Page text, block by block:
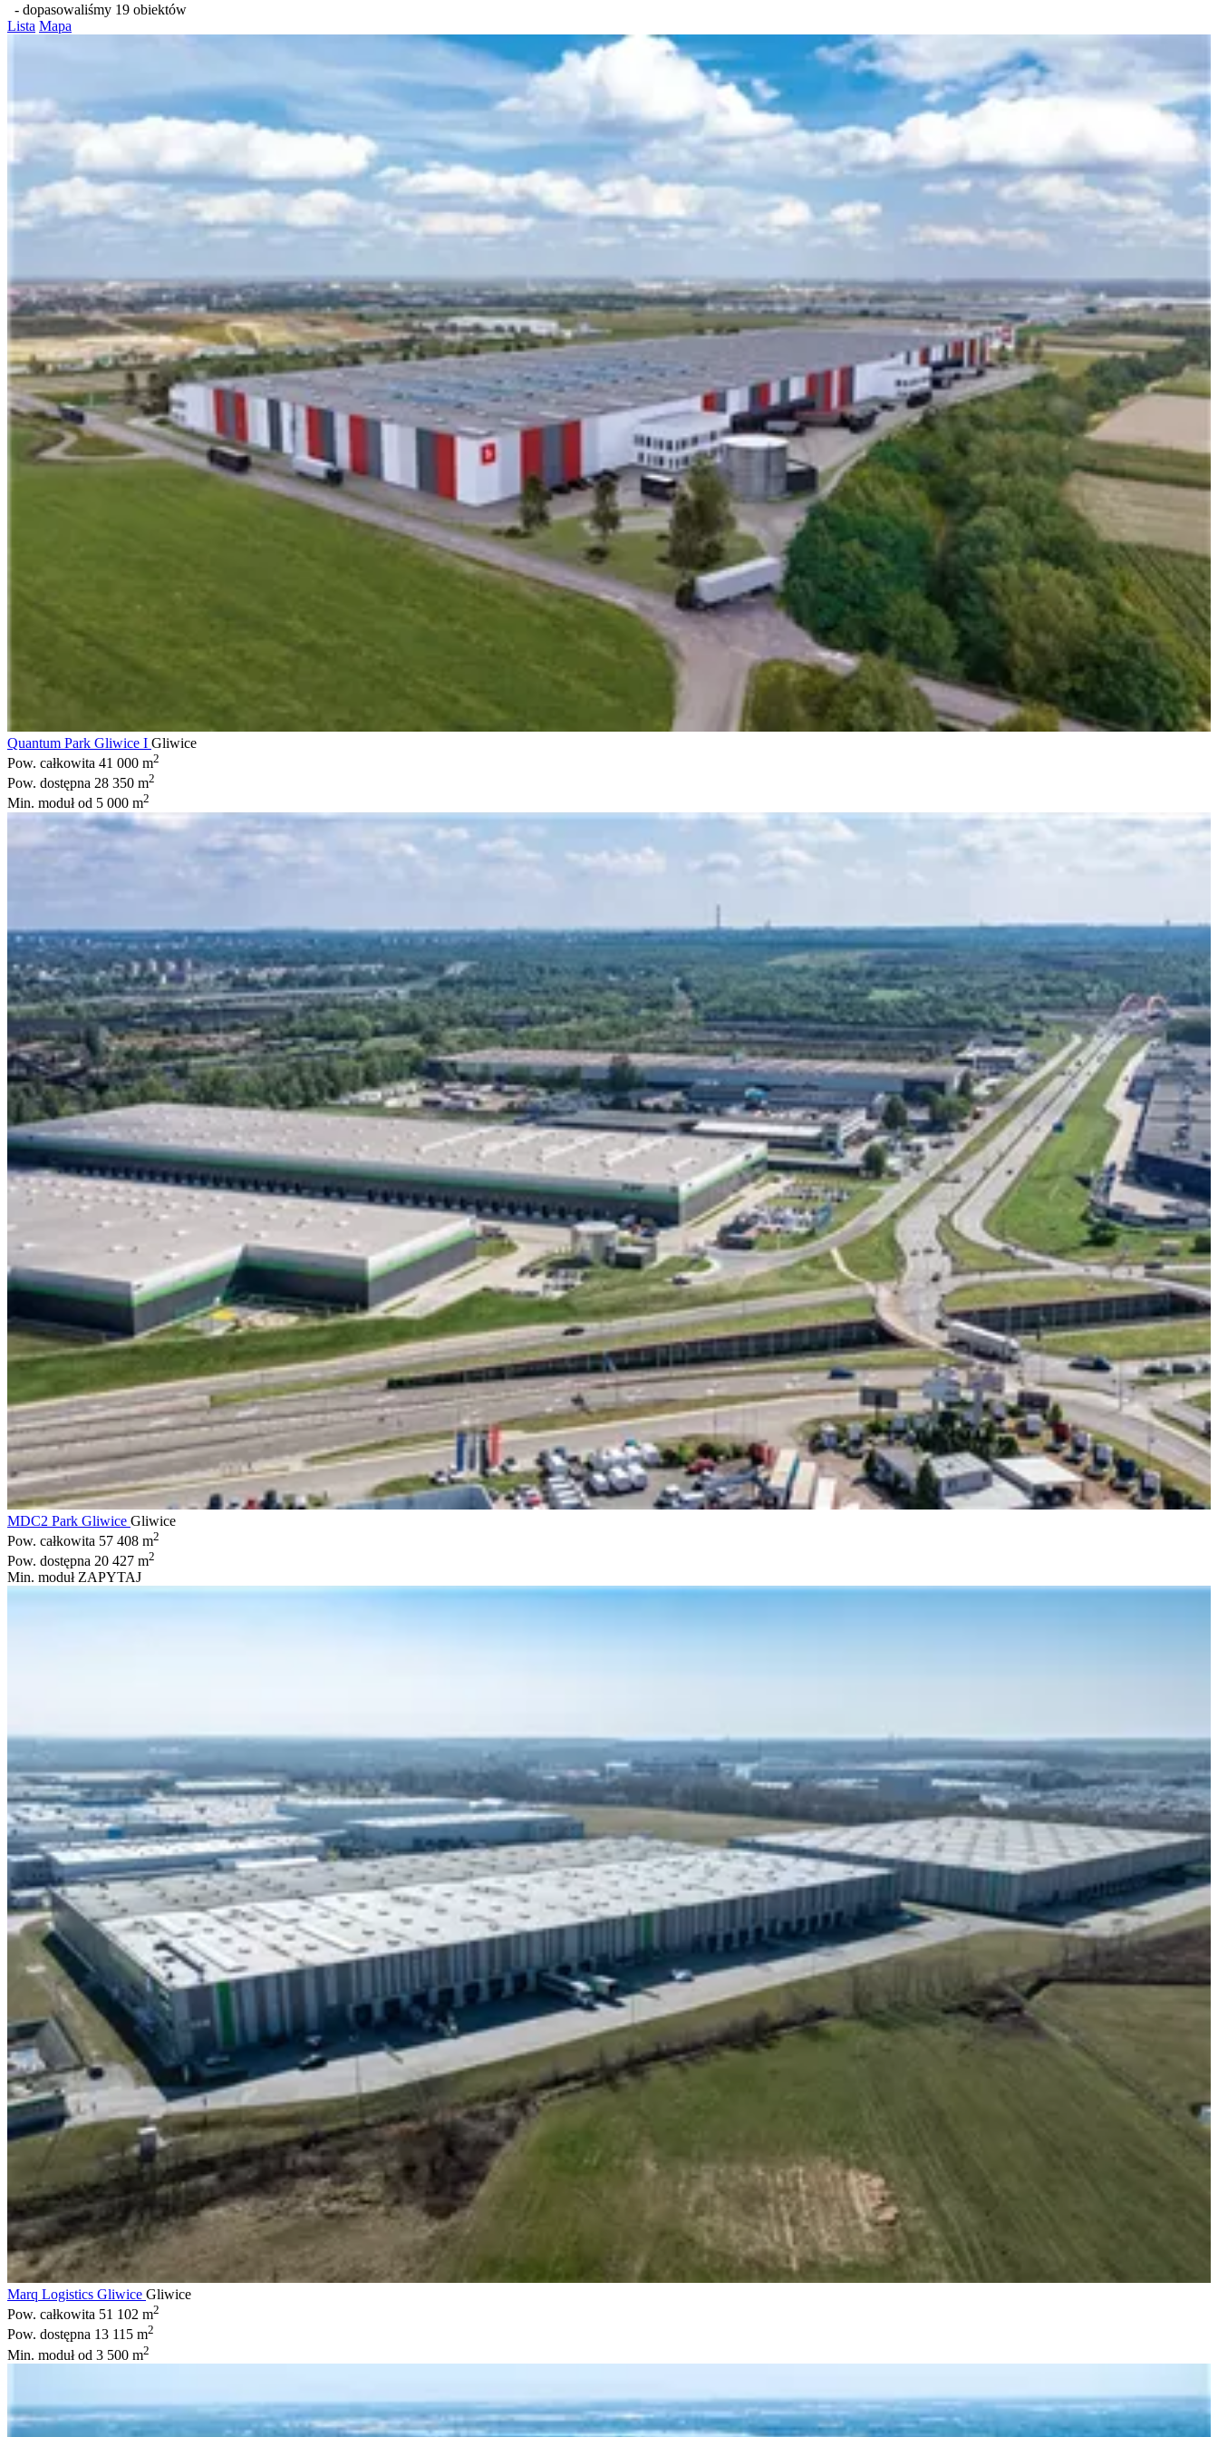
- dopasowaliśmy 19 obiektów
Lista Mapa
Quantum Park Gliwice I Gliwice
Pow. całkowita 41 000 m2
Pow. dostępna 28 350 m2
Min. modułod 5 000 m2
MDC2 Park Gliwice Gliwice
Pow. całkowita 57 408 m2
Pow. dostępna 20 427 m2
Min. moduł ZAPYTAJ
Marq Logistics Gliwice Gliwice
Pow. całkowita 51 102 m2
Pow. dostępna 13 115 m2
Min. modułod 3 500 m2